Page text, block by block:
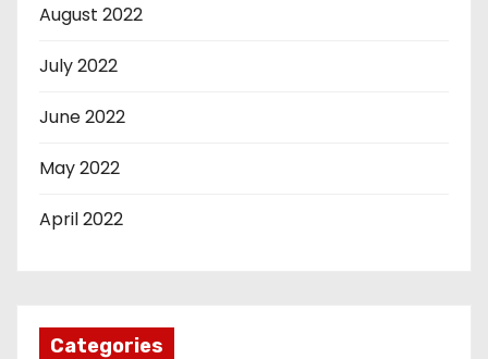
August 2022
July 2022
June 2022
May 2022
April 2022
Categories